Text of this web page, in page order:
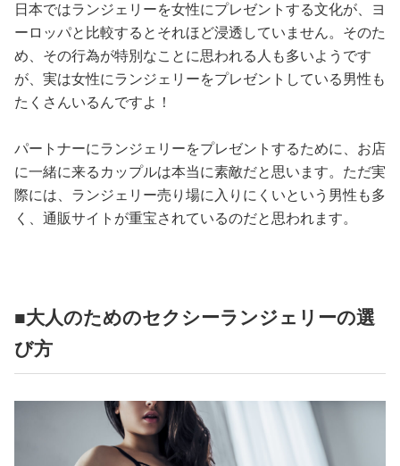
日本ではランジェリーを女性にプレゼントする文化が、ヨ
ーロッパと比較するとそれほど浸透していません。そのた
め、その行為が特別なことに思われる人も多いようです
が、実は女性にランジェリーをプレゼントしている男性も
たくさんいるんですよ！
パートナーにランジェリーをプレゼントするために、お店
に一緒に来るカップルは本当に素敵だと思います。ただ実
際には、ランジェリー売り場に入りにくいという男性も多
く、通販サイトが重宝されているのだと思われます。
■大人のためのセクシーランジェリーの選
び方